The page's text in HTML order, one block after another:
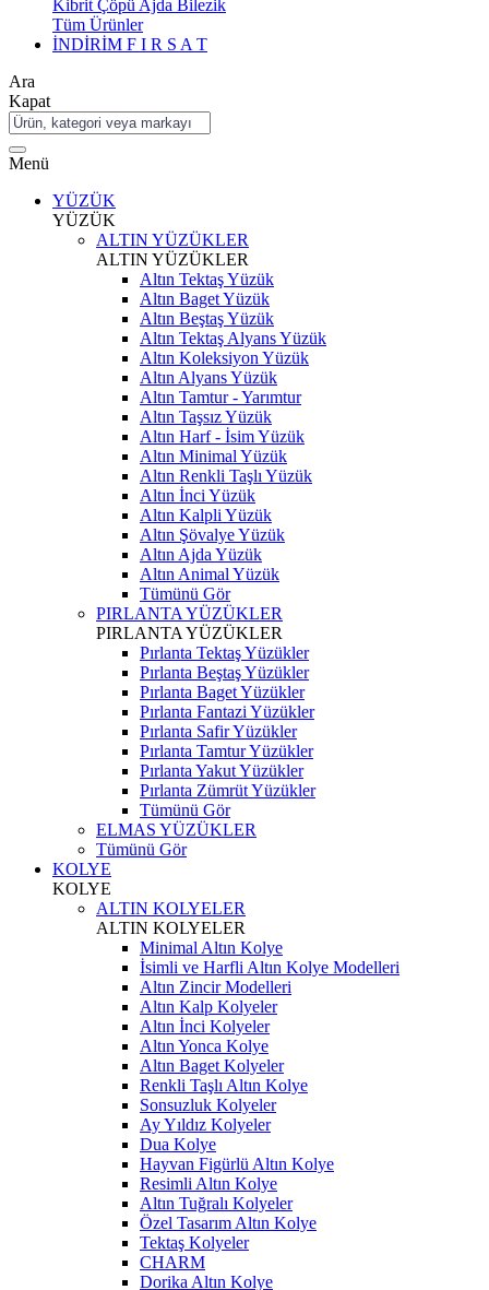
Kibrit Çöpü Ajda Bilezik
Tüm Ürünler
İNDİRİM F I R S A T
Ara
Kapat
Menü
YÜZÜK
YÜZÜK
ALTIN YÜZÜKLER
ALTIN YÜZÜKLER
Altın Tektaş Yüzük
Altın Baget Yüzük
Altın Beştaş Yüzük
Altın Tektaş Alyans Yüzük
Altın Koleksiyon Yüzük
Altın Alyans Yüzük
Altın Tamtur - Yarımtur
Altın Taşsız Yüzük
Altın Harf - İsim Yüzük
Altın Minimal Yüzük
Altın Renkli Taşlı Yüzük
Altın İnci Yüzük
Altın Kalpli Yüzük
Altın Şövalye Yüzük
Altın Ajda Yüzük
Altın Animal Yüzük
Tümünü Gör
PIRLANTA YÜZÜKLER
PIRLANTA YÜZÜKLER
Pırlanta Tektaş Yüzükler
Pırlanta Beştaş Yüzükler
Pırlanta Baget Yüzükler
Pırlanta Fantazi Yüzükler
Pırlanta Safir Yüzükler
Pırlanta Tamtur Yüzükler
Pırlanta Yakut Yüzükler
Pırlanta Zümrüt Yüzükler
Tümünü Gör
ELMAS YÜZÜKLER
Tümünü Gör
KOLYE
KOLYE
ALTIN KOLYELER
ALTIN KOLYELER
Minimal Altın Kolye
İsimli ve Harfli Altın Kolye Modelleri
Altın Zincir Modelleri
Altın Kalp Kolyeler
Altın İnci Kolyeler
Altın Yonca Kolye
Altın Baget Kolyeler
Renkli Taşlı Altın Kolye
Sonsuzluk Kolyeler
Ay Yıldız Kolyeler
Dua Kolye
Hayvan Figürlü Altın Kolye
Resimli Altın Kolye
Altın Tuğralı Kolyeler
Özel Tasarım Altın Kolye
Tektaş Kolyeler
CHARM
Dorika Altın Kolye